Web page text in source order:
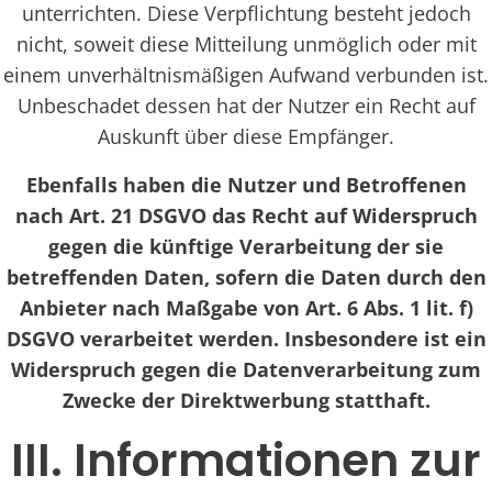
unterrichten. Diese Verpflichtung besteht jedoch
nicht, soweit diese Mitteilung unmöglich oder mit
einem unverhältnismäßigen Aufwand verbunden ist.
Unbeschadet dessen hat der Nutzer ein Recht auf
Auskunft über diese Empfänger.
Ebenfalls haben die Nutzer und Betroffenen
nach Art. 21 DSGVO das Recht auf Widerspruch
gegen die künftige Verarbeitung der sie
betreffenden Daten, sofern die Daten durch den
Anbieter nach Maßgabe von Art. 6 Abs. 1 lit. f)
DSGVO verarbeitet werden. Insbesondere ist ein
Widerspruch gegen die Datenverarbeitung zum
Zwecke der Direktwerbung statthaft.
III. Informationen zur